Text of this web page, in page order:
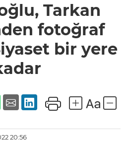
paylaştı:
Siyaset bir
yere kadar
Tarkan
fotoğraf
bir yere
20:56